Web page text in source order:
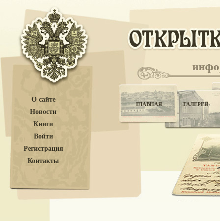
О сайте
Новости
Книги
Войти
Регистрация
Контакты
ГЛАВНАЯ ГАЛЕРЕЯ